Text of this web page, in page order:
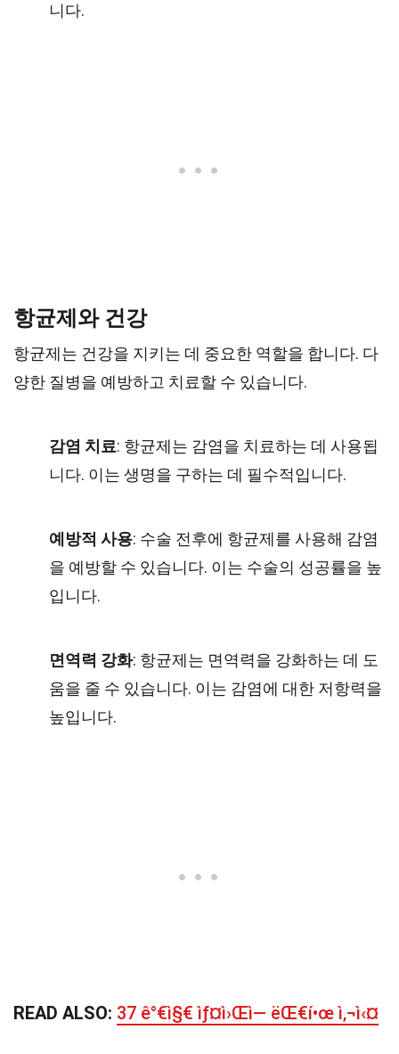
니다.
항균제와 건강
항균제는 건강을 지키는 데 중요한 역할을 합니다. 다
양한 질병을 예방하고 치료할 수 있습니다.
감염 치료: 항균제는 감염을 치료하는 데 사용됩
니다. 이는 생명을 구하는 데 필수적입니다.
예방적 사용: 수술 전후에 항균제를 사용해 감염
을 예방할 수 있습니다. 이는 수술의 성공률을 높
입니다.
면역력 강화: 항균제는 면역력을 강화하는 데 도
움을 줄 수 있습니다. 이는 감염에 대한 저항력을
높입니다.
READ ALSO: 37 ê°€ì§€ ìƒ¤ì›Œì— ëŒ€í•œ ì‚¬ì‹¤